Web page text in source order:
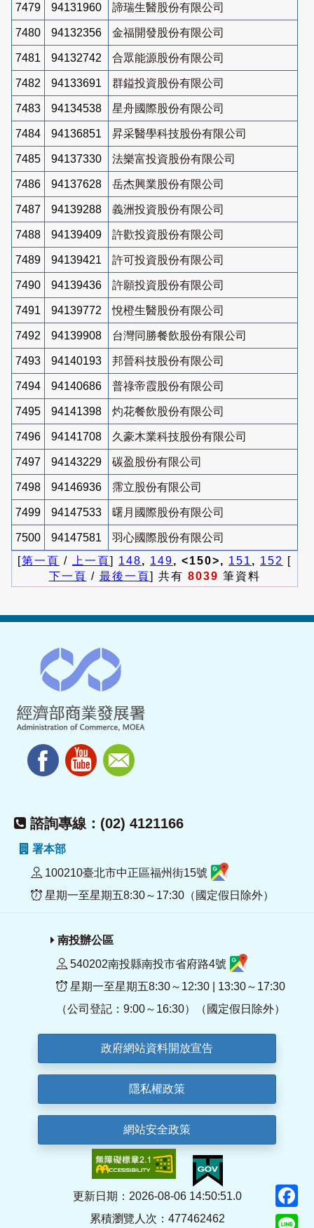
7479 94131960 諦瑞生醫股份有限公司
7480 94132356 金福開發股份有限公司
7481 94132742 合眾能源股份有限公司
7482 94133691 群鎰投資股份有限公司
7483 94134538 星舟國際股份有限公司
7484 94136851 昇采醫學科技股份有限公司
7485 94137330 法樂富投資股份有限公司
7486 94137628 岳杰興業股份有限公司
7487 94139288 義洲投資股份有限公司
7488 94139409 許歡投資股份有限公司
7489 94139421 許可投資股份有限公司
7490 94139436 許願投資股份有限公司
7491 94139772 悅橙生醫股份有限公司
7492 94139908 台灣同勝餐飲股份有限公司
7493 94140193 邦晉科技股份有限公司
7494 94140686 普祿帝霞股份有限公司
7495 94141398 灼花餐飲股份有限公司
7496 94141708 久豪木業科技股份有限公司
7497 94143229 碳盈股份有限公司
7498 94146936 霈立股份有限公司
7499 94147533 曙月國際股份有限公司
7500 94147581
羽心國際股份有限公司
[第一頁 / 上一頁] 148, 149, <150>, 151 , 152
[
下一頁 / 最後一頁] 共有 8039 筆資料
諮詢專線：(02) 4121166
署本部
100210臺北市中正區福州街15號
星期一至星期五8:30～17:30（國定假日除外）
南投辦公區
540202南投縣南投市省府路4號
星期一至星期五8:30～12:30 | 13:30～17:30
（公司登記：9:00～16:30）（國定假日除外）
政府網站資料開放宣告
隱私權政策
網站安全政策
更新日期：2026-08-06 14:50:51.0
累積瀏覽人次：477462462